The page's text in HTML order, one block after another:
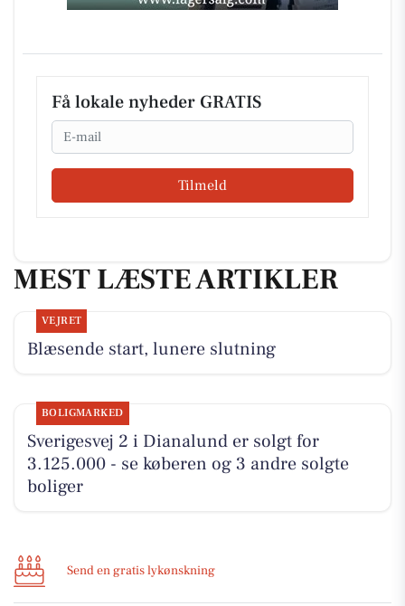
Få lokale nyheder GRATIS
Email
Tilmeld
MEST LÆSTE ARTIKLER
VEJRET
Blæsende start, lunere slutning
BOLIGMARKED
Sverigesvej 2 i Dianalund er solgt for
3.125.000 - se køberen og 3 andre solgte
boliger
Send en gratis lykønskning